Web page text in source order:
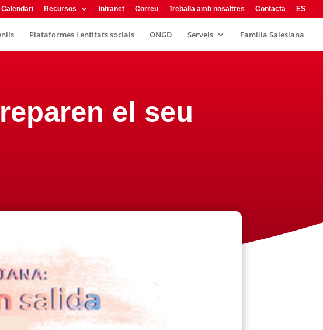
Calendari Recursos Intranet Correu Treballa amb nosaltres Contacta ES
Plataformes i entitats socials ONGD Serveis Família Salesiana
el seu